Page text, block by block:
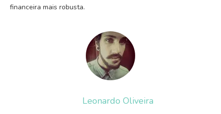
financeira mais robusta.
Leonardo Oliveira